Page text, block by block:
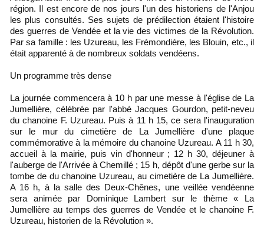
région. Il est encore de nos jours l'un des historiens de l'Anjou
les plus consultés. Ses sujets de prédilection étaient l'histoire
des guerres de Vendée et la vie des victimes de la Révolution.
Par sa famille : les Uzureau, les Frémondière, les Blouin, etc., il
était apparenté à de nombreux soldats vendéens.
Un programme très dense
La journée commencera à 10 h par une messe à l'église de La
Jumellière, célébrée par l'abbé Jacques Gourdon, petit-neveu
du chanoine F. Uzureau. Puis à 11 h 15, ce sera l'inauguration
sur le mur du cimetière de La Jumellière d'une plaque
commémorative à la mémoire du chanoine Uzureau. A 11 h 30,
accueil à la mairie, puis vin d'honneur ; 12 h 30, déjeuner à
l'auberge de l'Arrivée à Chemillé ; 15 h, dépôt d'une gerbe sur la
tombe de du chanoine Uzureau, au cimetière de La Jumellière.
A 16 h, à la salle des Deux-Chênes, une veillée vendéenne
sera animée par Dominique Lambert sur le thème « La
Jumellière au temps des guerres de Vendée et le chanoine F.
Uzureau, historien de la Révolution ».